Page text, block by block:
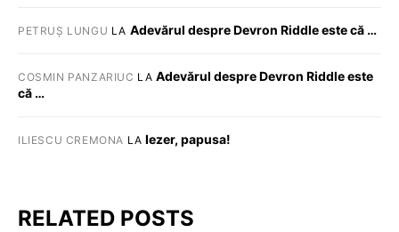
PETRUȘ LUNGU LA Adevărul despre Devron Riddle este că …
COSMIN PANZARIUC LA Adevărul despre Devron Riddle este
că …
ILIESCU CREMONA LA Iezer, papusa!
RELATED POSTS